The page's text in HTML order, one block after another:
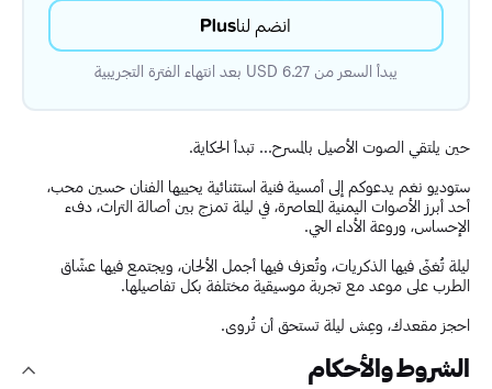
انضم لنا
يبدأ السعر من 6.27 USD بعد انتهاء الفترة التجريبية
حين يلتقي الصوت الأصيل بالمسرح... تبدأ الحكاية.
ستوديو نغم يدعوكم إلى أمسية فنية استثنائية يحييها الفنان حسين محب،
أحد أبرز الأصوات اليمنية المعاصرة، في ليلة تمزج بين أصالة التراث، دفء
الإحساس، وروعة الأداء الحي.
ليلة تُغنّى فيها الذكريات، وتُعزف فيها أجمل الألحان، ويجتمع فيها عشّاق
الطرب على موعد مع تجربة موسيقية مختلفة بكل تفاصيلها.
احجز مقعدك، وعِش ليلة تستحق أن تُروى.
الشروط والأحكام